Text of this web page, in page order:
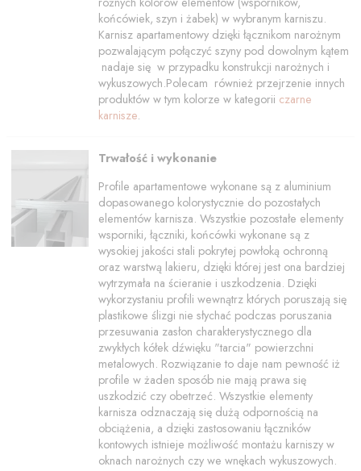
końcówiek, szyn i żabek) w wybranym karniszu.
Karnisz apartamentowy dzięki łącznikom narożnym
pozwalającym połączyć szyny pod dowolnym kątem
nadaje się w przypadku konstrukcji narożnych i
wykuszowych.Polecam również przejrzenie innych
produktów w tym kolorze w kategorii czarne
karnisze.
Trwałość i wykonanie
Profile apartamentowe wykonane są z aluminium
dopasowanego kolorystycznie do pozostałych
elementów karnisza. Wszystkie pozostałe elementy
wsporniki, łączniki, końcówki wykonane są z
wysokiej jakości stali pokrytej powłoką ochronną
oraz warstwą lakieru, dzięki której jest ona bardziej
wytrzymała na ścieranie i uszkodzenia. Dzięki
wykorzystaniu profili wewnątrz których poruszają się
plastikowe ślizgi nie słychać podczas poruszania
przesuwania zasłon charakterystycznego dla
zwykłych kółek dźwięku "tarcia" powierzchni
metalowych. Rozwiązanie to daje nam pewność iż
profile w żaden sposób nie mają prawa się
uszkodzić czy obetrzeć. Wszystkie elementy
karnisza odznaczają się dużą odpornością na
obciążenia, a dzięki zastosowaniu łączników
kontowych istnieje możliwość montażu karniszy w
oknach narożnych czy we wnękach wykuszowych.